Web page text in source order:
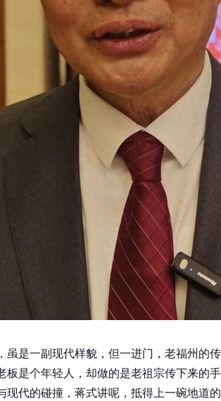
虽是一副现代样貌，但一进门，老福州的
板是个年轻人，却做的是老祖宗传下来的
现代的碰撞，蒋式讲呢，抵得上一碗地道